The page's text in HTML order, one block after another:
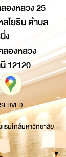
องหลวง 25
โยธิน ตำบล
ง
ลองหลวง
12120
รมใกล้มหาวิทยาลัย